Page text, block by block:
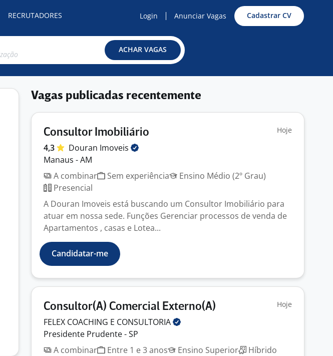
RECRUTADORES Login Anunciar Vagas Cadastrar CV
ACHAR VAGAS
Vagas publicadas recentemente
Consultor Imobiliário Hoje
4,3 Douran Imoveis
Manaus - AM
A combinar
Sem experiência
Ensino Médio (2º Grau)
Presencial
A Douran Imoveis está buscando um Consultor Imobiliário para
atuar em nossa sede. Funções Gerenciar processos de venda de
Apartamentos , casas e Lotea...
Candidatar-me
Consultor(A) Comercial Externo(A) Hoje
FELEX COACHING E CONSULTORIA
Presidente Prudente - SP
A combinar
Entre 1 e 3 anos Ensino Superior
Híbrido